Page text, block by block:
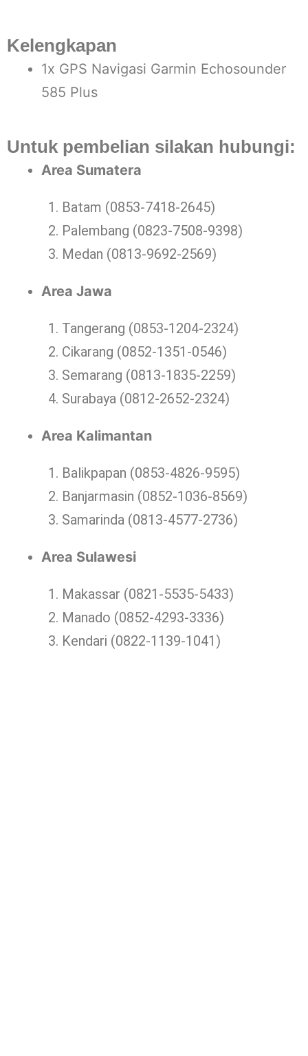
Kelengkapan
1x GPS Navigasi Garmin Echosounder
585 Plus
Untuk pembelian silakan hubungi:
Area Sumatera
Batam (0853-7418-2645)
Palembang (0823-7508-9398)
Medan (0813-9692-2569)
Area Jawa
Tangerang (0853-1204-2324)
Cikarang (0852-1351-0546)
Semarang (0813-1835-2259)
Surabaya (0812-2652-2324)
Area Kalimantan
Balikpapan (0853-4826-9595)
Banjarmasin (0852-1036-8569)
Samarinda (0813-4577-2736)
Area Sulawesi
Makassar (0821-5535-5433)
Manado (0852-4293-3336)
Kendari (0822-1139-1041)